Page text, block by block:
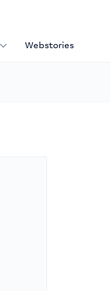
Webstories